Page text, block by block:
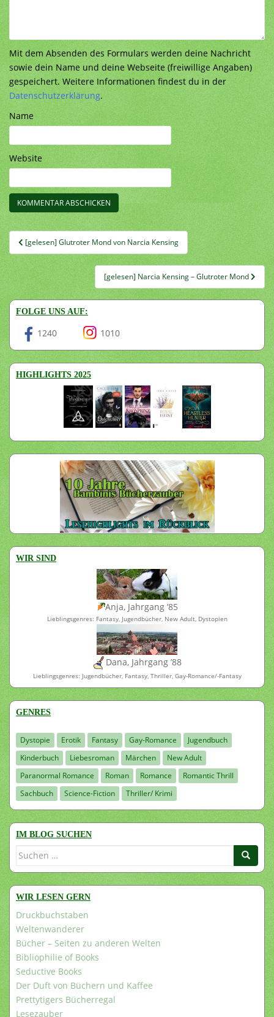
Mit dem Absenden des Formulars werden deine Nachricht
sowie dein Name und deine Webseite (freiwillige Angaben)
gespeichert. Weitere Informationen findest du in der
Datenschutzerklärung.
Name
Website
Beitragsnavigation
[gelesen] Glutroter Mond von Narcia Kensing
[gelesen] Narcia Kensing – Glutroter Mond
FOLGE UNS AUF:
1240 1010
HIGHLIGHTS 2025
WIR SIND
Anja, Jahrgang ’85
Lieblingsgenres: Fantasy, Jugendbücher, New Adult, Dystopien
Dana, Jahrgang ’88
Lieblingsgenres: Jugendbücher, Fantasy, Thriller, Gay-Romance/-Fantasy
GENRES
Dystopie Erotik Fantasy Gay-Romance
Jugendbuch
Kinderbuch
Liebesroman Märchen
New Adult
Paranormal Romance
Roman Romance
Romantic Thrill
Sachbuch
Science-Fiction Thriller/ Krimi
IM BLOG SUCHEN
Suchen
WIR LESEN GERN
Druckbuchstaben
Weltenwanderer
Bücher – Seiten zu anderen Welten
Bibliophilie of Books
Seductive Books
Der Duft von Büchern und Kaffee
Prettytigers Bücherregal
Lesezauber